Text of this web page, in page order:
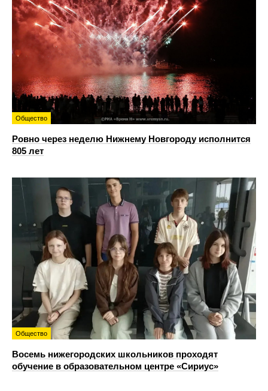
Общество
Ровно через неделю Нижнему Новгороду исполнится
805 лет
Общество
Восемь нижегородских школьников проходят
обучение в образовательном центре «Сириус»